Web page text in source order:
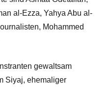
al-Ezza, Yahya Abu al-
Mohammed
gewaltsam
Siyaj, ehemaliger